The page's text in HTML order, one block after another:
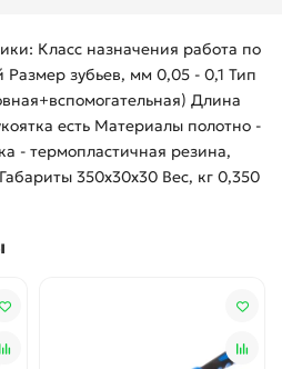
Класс назначения работа по
зубьев, мм 0,05 - 0,1 Тип
Длина
есть Материалы полотно -
- термопластичная резина,
350х30х30 Вес, кг 0,350